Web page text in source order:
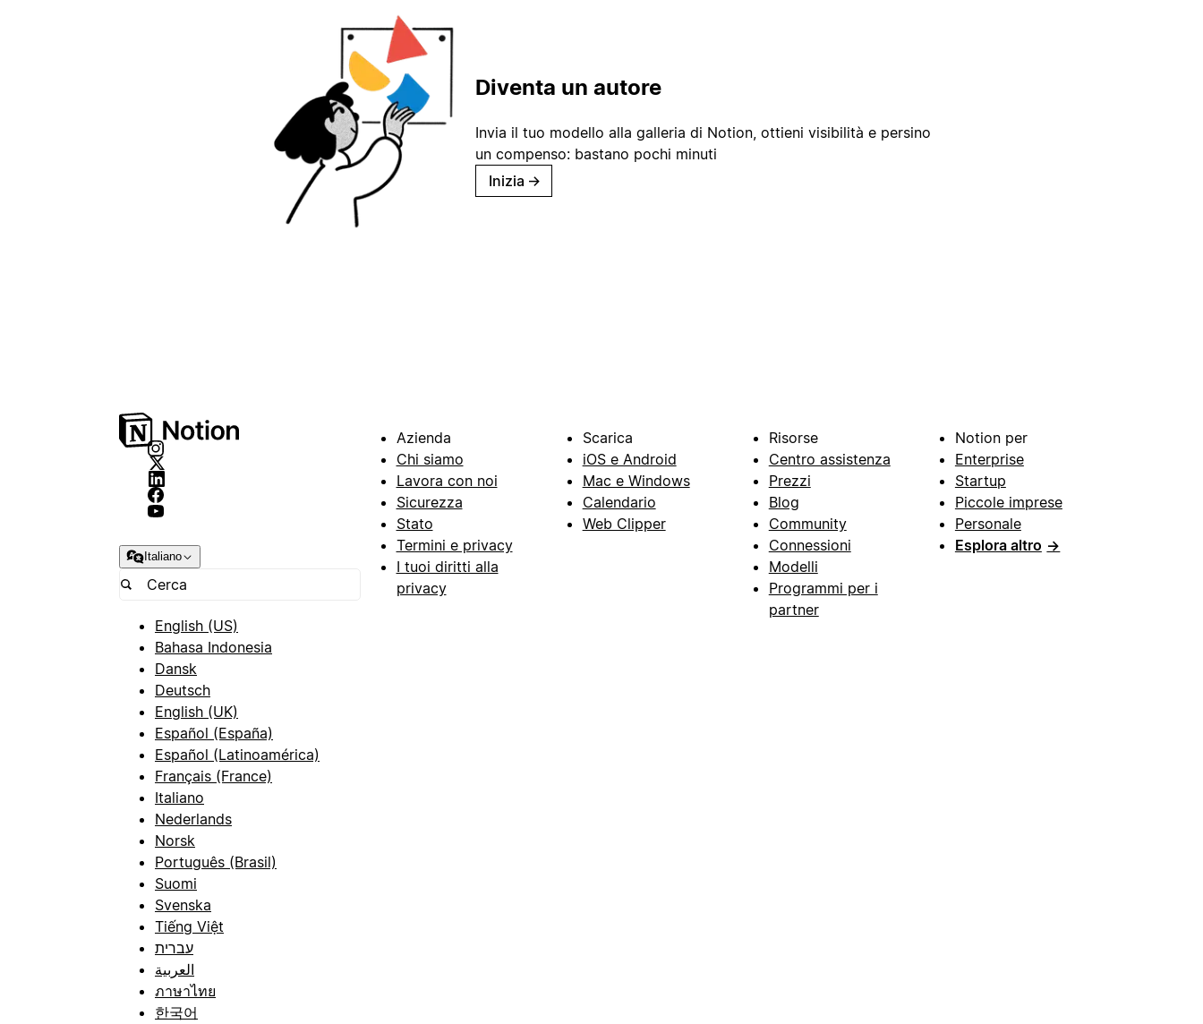
Diventa un autore
Invia il tuo modello alla galleria di Notion, ottieni visibilità e persino
un compenso: bastano pochi minuti
Inizia →
Italiano
English (US)
Bahasa Indonesia
Dansk
Deutsch
English (UK)
Español (España)
Español (Latinoamérica)
Français (France)
Italiano
Nederlands
Norsk
Português (Brasil)
Suomi
Svenska
Tiếng Việt
עברית
العربية
ภาษาไทย
한국어
Azienda
Chi siamo
Lavora con noi
Sicurezza
Stato
Termini e privacy
I tuoi diritti alla
privacy
Scarica
iOS e Android
Mac e Windows
Calendario
Web Clipper
Risorse
Centro assistenza
Prezzi
Blog
Community
Connessioni
Modelli
Programmi per i
partner
Notion per
Enterprise
Startup
Piccole imprese
Personale
Esplora altro →